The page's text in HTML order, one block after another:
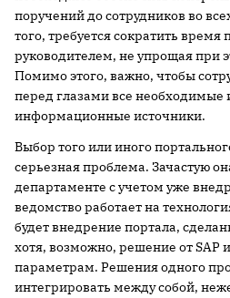
поручений до сотрудников во
того, требуется сократить
руководителем, не упрощая при
Помимо этого, важно, чтобы
перед глазами все необходимые
информационные источники.
Выбор того или иного
серьезная проблема. Зачастую
департаменте с учетом уже
ведомство работает на
будет внедрение портала,
хотя, возможно, решение от SAP
параметрам. Решения одного
интегрировать между собой,